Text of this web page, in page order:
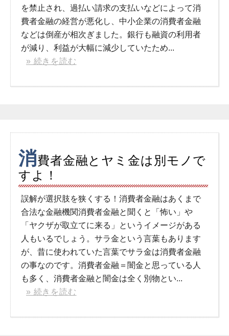
を禁止され、過払い請求の支払いなどによって消
費者金融の経営が悪化し、中小企業の消費者金融
などは倒産が相次ぎました。銀行も融資の利用者
が減り、利益が大幅に減少していたため...
» 続きを読む
消費者金融とヤミ金は別モノで
すよ！
誤解が選択肢を狭くする！消費者金融はあくまで
合法な金融機関消費者金融と聞くと「怖い」や
「ヤクザが取立てに来る」というイメージがある
人もいるでしょう。サラ金という言葉もあります
が、昔に使われていた言葉でサラ金は消費者金融
の事なのです。消費者金融＝闇金と思っている人
も多く、消費者金融と闇金は全く別物とい...
» 続きを読む